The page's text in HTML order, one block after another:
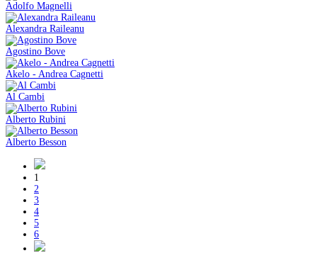
Adolfo Magnelli
Alexandra Raileanu
Agostino Bove
Akelo - Andrea Cagnetti
Al Cambi
Alberto Rubini
Alberto Besson
1
2
3
4
5
6